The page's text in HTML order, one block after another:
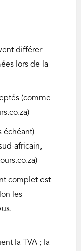
différer
lors de la
(comme
échéant)
africain,
complet est
les
la TVA ; la